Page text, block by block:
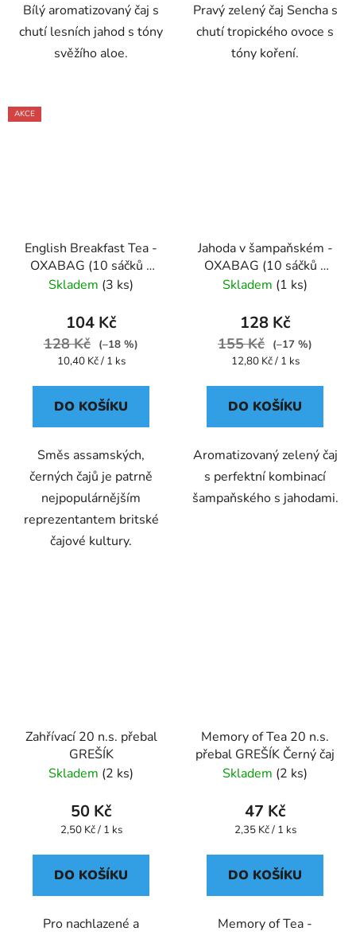
Bílý aromatizovaný čaj s
chutí lesních jahod s tóny
svěžího aloe.
Pravý zelený čaj Sencha s
chutí tropického ovoce s
tóny koření.
AKCE
English Breakfast Tea -
OXABAG (10 sáčků x
4g) - Oxalis
Skladem (3 ks)
104 Kč
128 Kč
(–18 %)
Měrná
10,40 Kč / 1 ks
DO KOŠÍKU
Směs assamských,
černých čajů je patrně
nejpopulárnějším
reprezentantem britské
čajové kultury.
Jahoda v šampaňském -
OXABAG (10 sáčků x
4g) - Oxalis
Skladem (1 ks)
128 Kč
155 Kč
(–17 %)
Měrná
12,80 Kč / 1 ks
DO KOŠÍKU
Aromatizovaný zelený čaj
s perfektní kombinací
šampaňského s jahodami.
Zahřívací 20 n.s. přebal
GREŠÍK
Skladem (2 ks)
50 Kč
Měrná
2,50 Kč / 1 ks
DO KOŠÍKU
Pro nachlazené a
Memory of Tea 20 n.s.
přebal GREŠÍK Černý čaj
Skladem (2 ks)
47 Kč
Měrná
2,35 Kč / 1 ks
DO KOŠÍKU
Memory of Tea -